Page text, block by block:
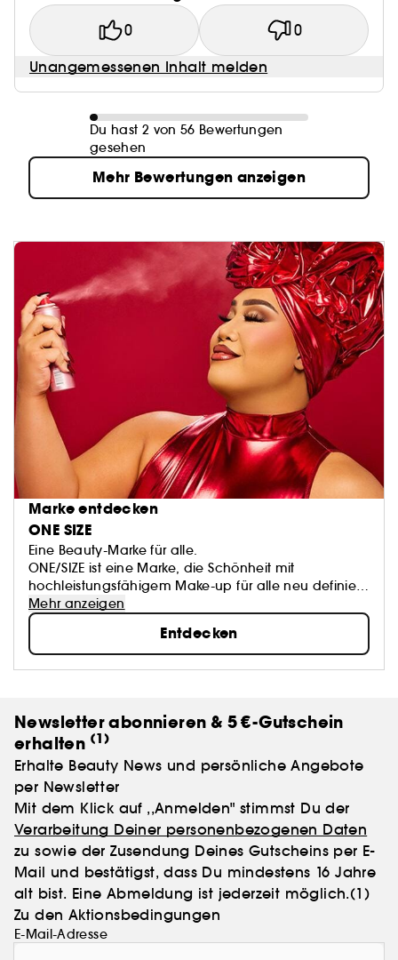
0 0
Unangemessenen Inhalt melden
Du hast 2 von 56 Bewertungen
gesehen
Mehr Bewertungen anzeigen
Marke entdecken
ONE SIZE
Eine Beauty-Marke für alle.
ONE/SIZE ist eine Marke, die Schönheit mit
hochleistungsfähigem Make-up für alle neu definiert.
Wir erfinden Schönheit neu, indem wir die Stimmen
jedes Einzelnen feiern und ein Universum schaffen, in
dem jede Person ihren Platz findet.
Schließen Sie sich unserer Bewegung für einen freien
und inklusiven Ausdruck an.
Mehr anzeigen
Entdecken
Newsletter abonnieren & 5 €-Gutschein
erhalten (1)
Erhalte Beauty News und persönliche Angebote
per Newsletter
Mit dem Klick auf ,,Anmelden" stimmst Du der
Verarbeitung Deiner personenbezogenen Daten
zu sowie der Zusendung Deines Gutscheins per E-
Mail und bestätigst, dass Du mindestens 16 Jahre
alt bist. Eine Abmeldung ist jederzeit möglich.(1)
Zu den Aktionsbedingungen
E-Mail-Adresse